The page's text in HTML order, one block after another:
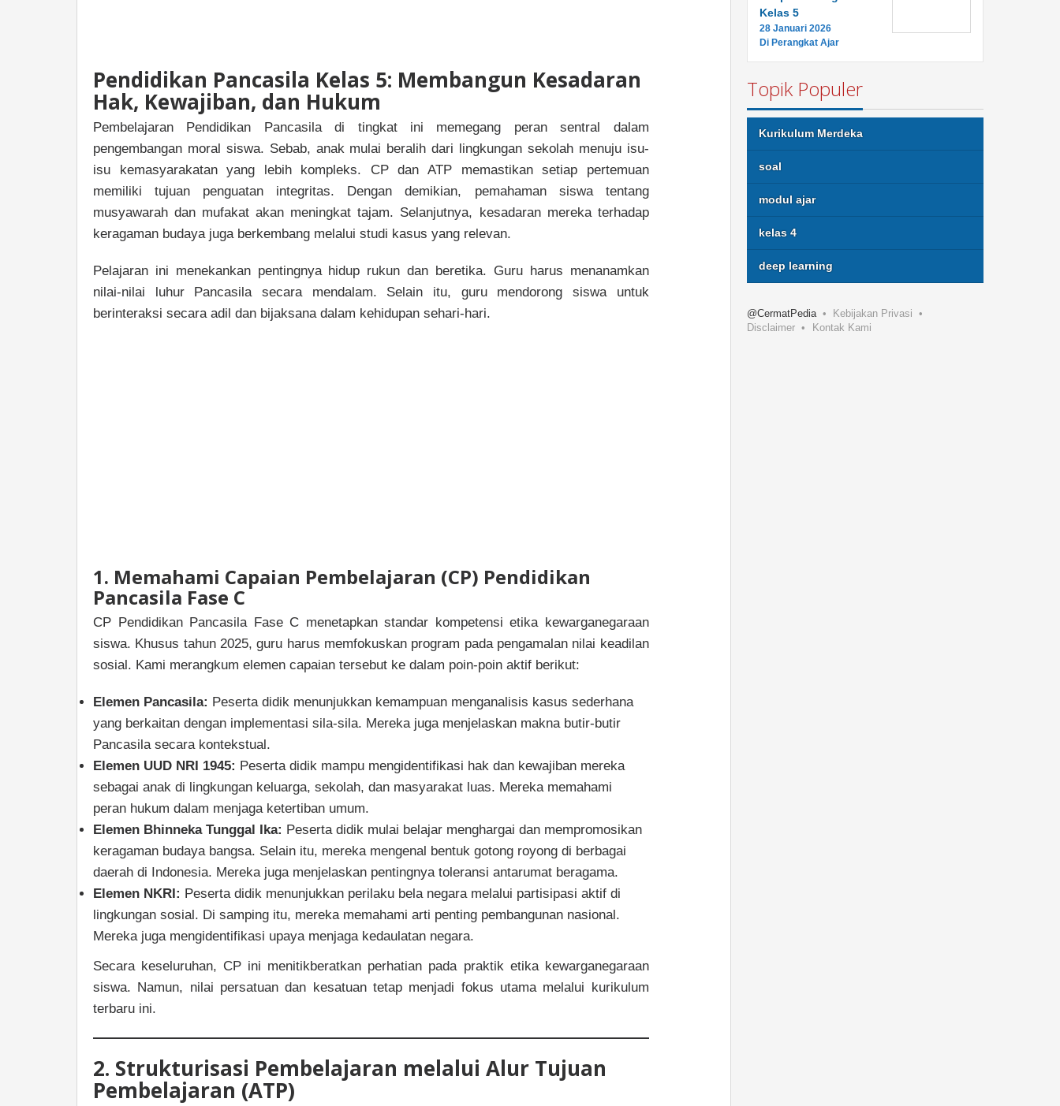
Pendidikan Pancasila Kelas 5: Membangun Kesadaran
Hak, Kewajiban, dan Hukum
Pembelajaran Pendidikan Pancasila di tingkat ini memegang peran sentral dalam
pengembangan moral siswa. Sebab, anak mulai beralih dari lingkungan sekolah menuju isu-
isu kemasyarakatan yang lebih kompleks. CP dan ATP memastikan setiap pertemuan
memiliki tujuan penguatan integritas. Dengan demikian, pemahaman siswa tentang
musyawarah dan mufakat akan meningkat tajam. Selanjutnya, kesadaran mereka terhadap
keragaman budaya juga berkembang melalui studi kasus yang relevan.
Pelajaran ini menekankan pentingnya hidup rukun dan beretika. Guru harus menanamkan
nilai-nilai luhur Pancasila secara mendalam. Selain itu, guru mendorong siswa untuk
berinteraksi secara adil dan bijaksana dalam kehidupan sehari-hari.
1. Memahami Capaian Pembelajaran (CP) Pendidikan
Pancasila Fase C
CP Pendidikan Pancasila Fase C menetapkan standar kompetensi etika kewarganegaraan
siswa. Khusus tahun 2025, guru harus memfokuskan program pada pengamalan nilai keadilan
sosial. Kami merangkum elemen capaian tersebut ke dalam poin-poin aktif berikut:
Elemen Pancasila: Peserta didik menunjukkan kemampuan menganalisis kasus sederhana
yang berkaitan dengan implementasi sila-sila. Mereka juga menjelaskan makna butir-butir
Pancasila secara kontekstual.
Elemen UUD NRI 1945: Peserta didik mampu mengidentifikasi hak dan kewajiban mereka
sebagai anak di lingkungan keluarga, sekolah, dan masyarakat luas. Mereka memahami
peran hukum dalam menjaga ketertiban umum.
Elemen Bhinneka Tunggal Ika: Peserta didik mulai belajar menghargai dan mempromosikan
keragaman budaya bangsa. Selain itu, mereka mengenal bentuk gotong royong di berbagai
daerah di Indonesia. Mereka juga menjelaskan pentingnya toleransi antarumat beragama.
Elemen NKRI: Peserta didik menunjukkan perilaku bela negara melalui partisipasi aktif di
lingkungan sosial. Di samping itu, mereka memahami arti penting pembangunan nasional.
Mereka juga mengidentifikasi upaya menjaga kedaulatan negara.
Secara keseluruhan, CP ini menitikberatkan perhatian pada praktik etika kewarganegaraan
siswa. Namun, nilai persatuan dan kesatuan tetap menjadi fokus utama melalui kurikulum
terbaru ini.
2. Strukturisasi Pembelajaran melalui Alur Tujuan
Pembelajaran (ATP)
Kelas 5
28 Januari 2026
Di Perangkat Ajar
Topik Populer
Kurikulum Merdeka
soal
modul ajar
kelas 4
deep learning
@CermatPedia
Kebijakan Privasi
Disclaimer
Kontak Kami